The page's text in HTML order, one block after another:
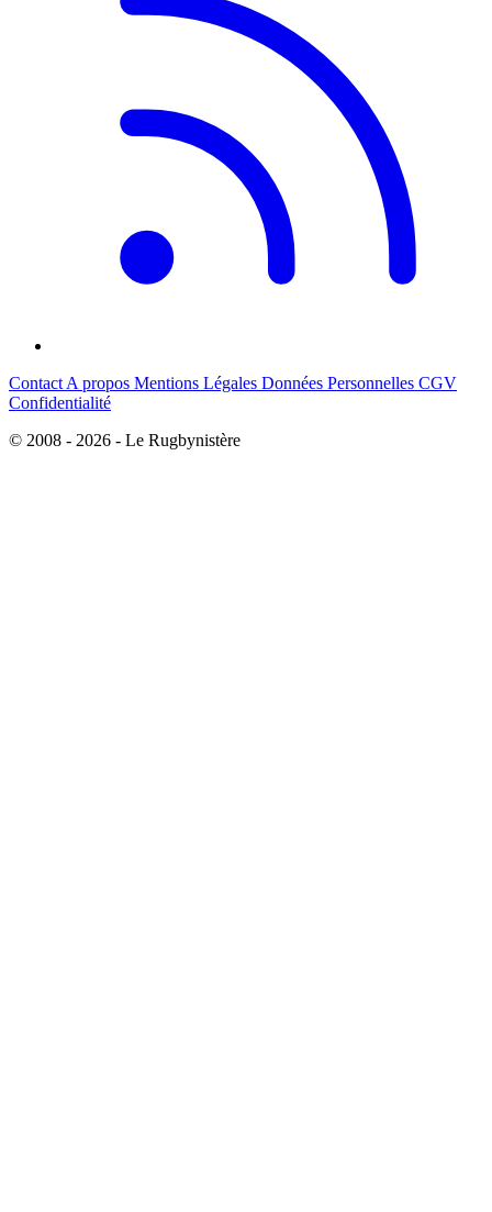
Contact A propos Mentions Légales Données Personnelles CGV
Confidentialité
© 2008 - 2026 - Le Rugbynistère